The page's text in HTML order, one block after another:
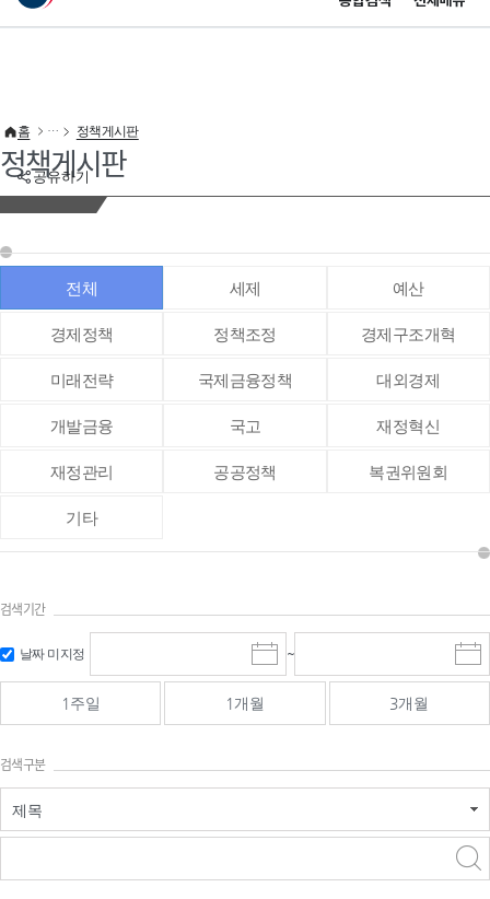
이 누리집은 대한민국 공식 전자정부 누리집입니다.
공유하기
홈 정책게시판
정책게시판
전체 세제 예산
경제정책 정책조정 경제구조개혁
미래전략 국제금융정책 대외경제
개발금융 국고 재정혁신
재정관리 공공정책 복권위원회
기타
검색기간
날짜 미지정
시
작
일
선
~
종
료
선
1주일 1개월 3개월
검색구분
제목